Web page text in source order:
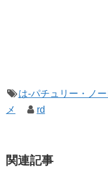
は-パチュリー・ノ
メ
rd
関連記事